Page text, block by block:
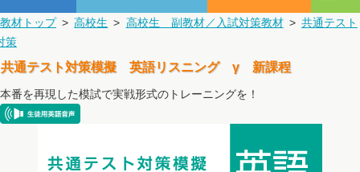
教材トップ > 高校生 > 高校生 副教材／入試対策教材 > 共通テスト
策
共通テスト対策模擬 英語リスニング γ 新課程
本番を再現した模試で実戦形式のトレーニングを！